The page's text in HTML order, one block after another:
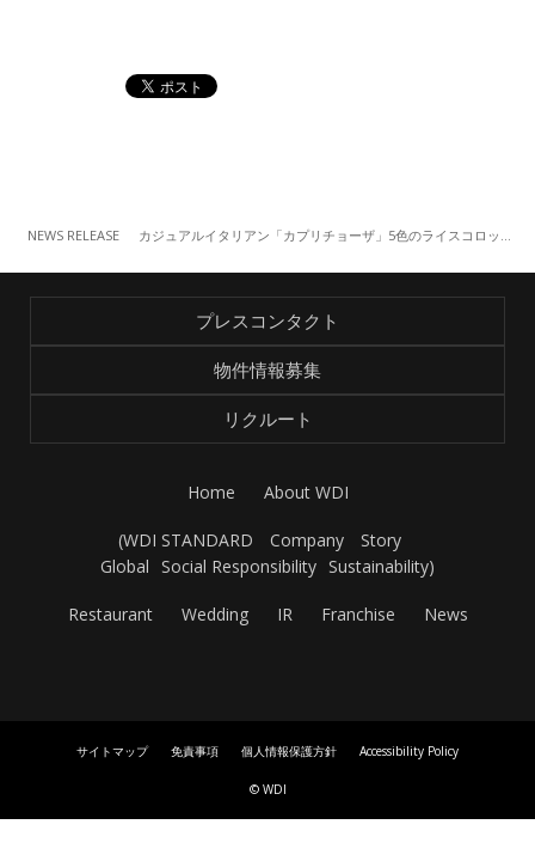
NEWS RELEASE
プレスコンタクト
物件情報募集
リクルート
Home About WDI
(WDI STANDARD Company
Story
Global Social Responsibility Sustainability)
Restaurant Wedding IR Franchise News
サイトマップ 免責事項 個人情報保護方針 Accessibility Policy
© WDI